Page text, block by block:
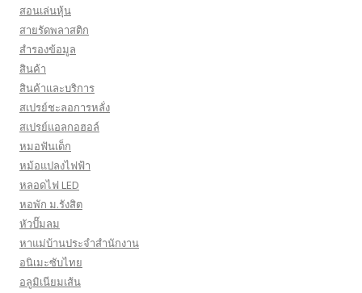
สอนเล่นหุ้น
สายรัดพลาสติก
สำรองข้อมูล
สินค้า
สินค้าและบริการ
สเปรย์ชะลอการหลั่ง
สเปรย์แอลกอฮอล์
หมอฟันเด็ก
หม้อแปลงไฟฟ้า
หลอดไฟ LED
หอพัก ม.รังสิต
หัวปั๊มลม
หาแม่บ้านประจำสำนักงาน
อนิเมะซับไทย
อลูมิเนียมเส้น